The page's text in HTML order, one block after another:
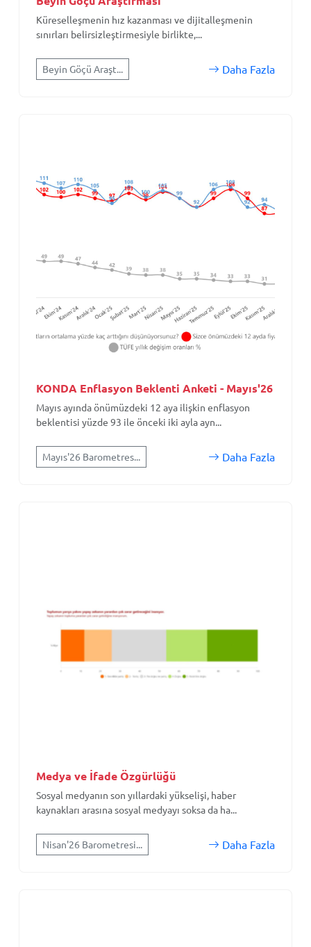
Küreselleşmenin hız kazanması ve dijitalleşmenin
sınırları belirsizleştirmesiyle birlikte,...
Beyin Göçü Araşt... Daha Fazla
KONDA Enflasyon Beklenti Anketi - Mayıs'26
Mayıs ayında önümüzdeki 12 aya ilişkin enflasyon
beklentisi yüzde 93 ile önceki iki ayla ayn...
Mayıs'26 Barometres... Daha Fazla
Medya ve İfade Özgürlüğü
Sosyal medyanın son yıllardaki yükselişi, haber
kaynakları arasına sosyal medyayı soksa da ha...
Nisan'26 Barometresi... Daha Fazla